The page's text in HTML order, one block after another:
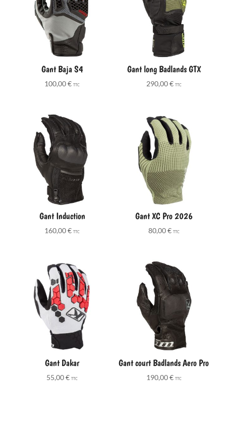
Gant Baja S4
100,00€ TTC
Gant long Badlands GTX
290,00€ TTC
Gant Induction
160,00€ TTC
Gant XC Pro 2026
80,00€ TTC
Gant Dakar
55,00€ TTC
Gant court Badlands Aero Pro
190,00€ TTC